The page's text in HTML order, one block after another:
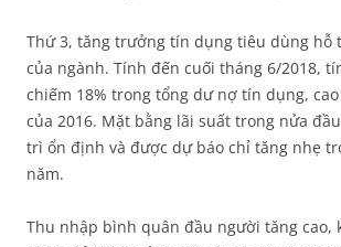
Thứ 3, tăng trưởng tín dụng tiêu dùng hỗ
của ngành. Tính đến cuối tháng 6/2018,
chiếm 18% trong tổng dư nợ tín dụng,
của 2016. Mặt bằng lãi suất trong nửa
trì ổn định và được dự báo chỉ tăng nhẹ
năm.
Thu nhập bình quân đầu người tăng cao,